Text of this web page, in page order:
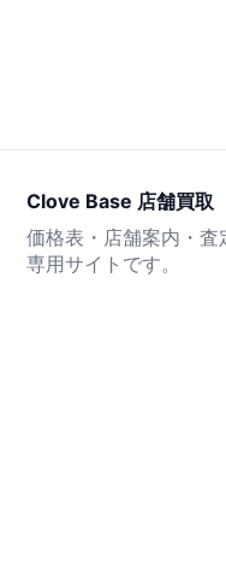
Clove Base 店舗買取
価格表・店舗案内・
専用サイトです。